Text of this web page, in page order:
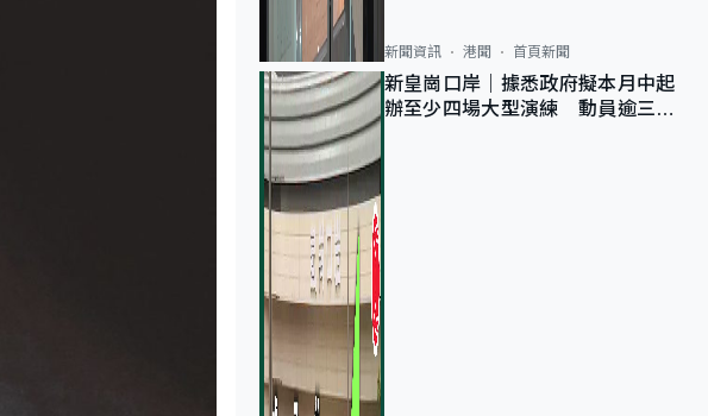
新聞資訊 港聞 首頁新聞
新皇崗口岸｜據悉政府擬本月中起
辦至少四場大型演練 動員逾三萬